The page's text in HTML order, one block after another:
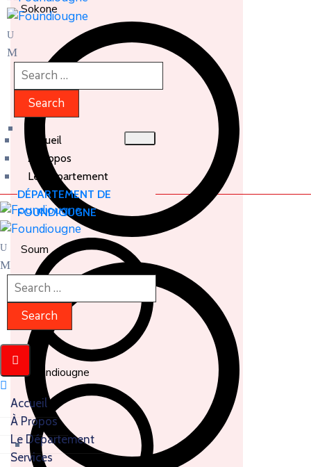
Sokone
Soum
Accueil
À propos
Le Département
DÉPARTEMENT DE
FOUNDIOUGNE
Foundiougne
Accueil
À Propos
Le Département
Services